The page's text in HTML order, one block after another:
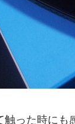
った時にも